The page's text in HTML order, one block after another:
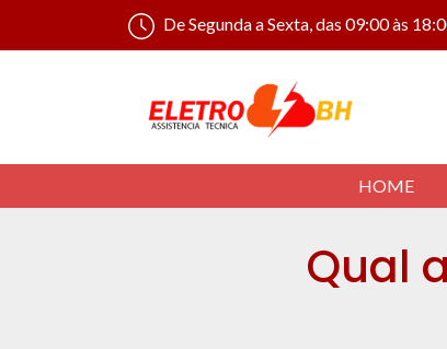
De Segunda a Sexta, das 09:00 às
HOME
Qual